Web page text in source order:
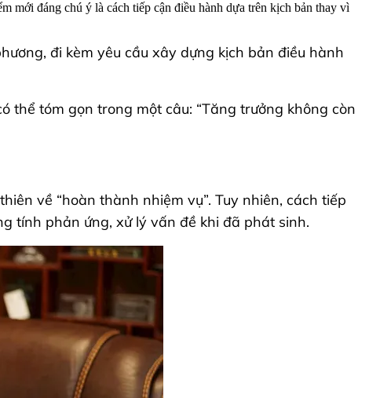
mới đáng chú ý là cách tiếp cận điều hành dựa trên kịch bản thay vì
đi kèm yêu cầu xây dựng kịch bản điều hành
thể tóm gọn trong một câu: “Tăng trưởng không còn
về “hoàn thành nhiệm vụ”. Tuy nhiên, cách tiếp
tính phản ứng, xử lý vấn đề khi đã phát sinh.